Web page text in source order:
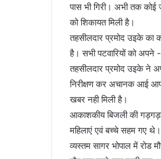
पास भी गिरी। अभी तक
को शिकायत मिली है।
तहसीलदार प्रमोद उइके का
है। सभी पटवारियों को अपने -
तहसीलदार प्रमोद उइके ने
निरीक्षण कर अचानक आई
खबर नही मिली है।
आकाशकीय बिजली की
महिलाएं एवं बच्चे सहम गए थे।
व्यस्तम सागर भोपाल में रोड